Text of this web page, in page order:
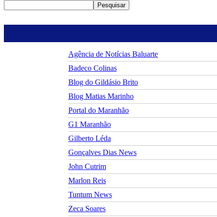
Pesquisar
Agência de Notícias Baluarte
Badeco Colinas
Blog do Gildásio Brito
Blog Matias Marinho
Portal do Maranhão
G1 Maranhão
Gilberto Léda
Gonçalves Dias News
John Cutrim
Marlon Reis
Tuntum News
Zeca Soares